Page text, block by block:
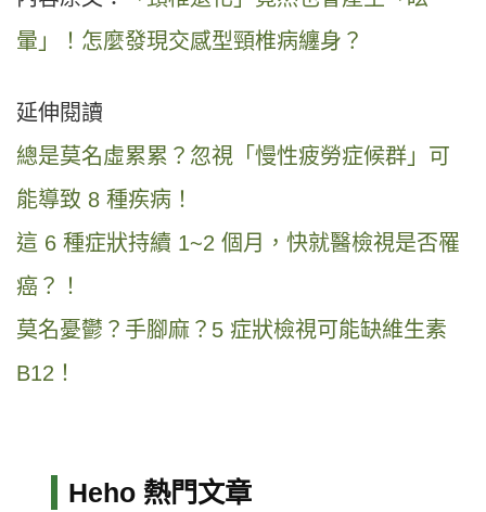
暈」！怎麼發現交感型頸椎病纏身？
延伸閱讀
總是莫名虛累累？忽視「慢性疲勞症候群」可
能導致 8 種疾病！
這 6 種症狀持續 1~2 個月，快就醫檢視是否罹
癌？！
莫名憂鬱？手腳麻？5 症狀檢視可能缺維生素
B12！
Heho 熱門文章